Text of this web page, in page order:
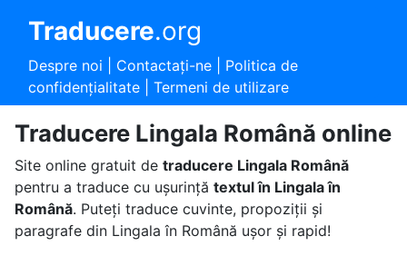
Traducere.org
Despre noi Contactaţi-ne| Politica de
confidențialitate| Termeni de utilizare
Traducere Lingala Română online
Site online gratuit de traducere Lingala Română
pentru a traduce cu ușurință textul în Lingala în
Română. Puteți traduce cuvinte, propoziții și
paragrafe din Lingala în Română ușor și rapid!